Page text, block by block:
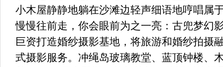
小木屋静静地躺在沙滩边轻声细语地哼唱属
慢慢往前走，你会眼前为之一亮：古兜梦幻
巨资打造婚纱摄影基地，将旅游和婚纱拍摄
式摄影服务。冲绳岛玻璃教堂、蓝顶钟楼、